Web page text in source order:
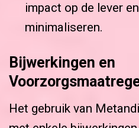
impact op de lever
minimaliseren.
Bijwerkingen en
Het gebruik van